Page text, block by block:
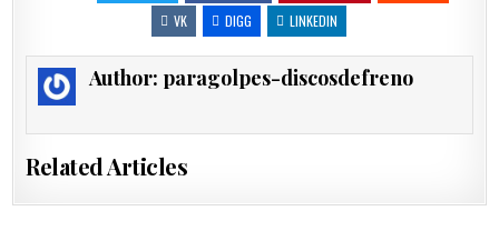
VK
DIGG LINKEDIN
Author: paragolpes-discosdefreno
Related Articles